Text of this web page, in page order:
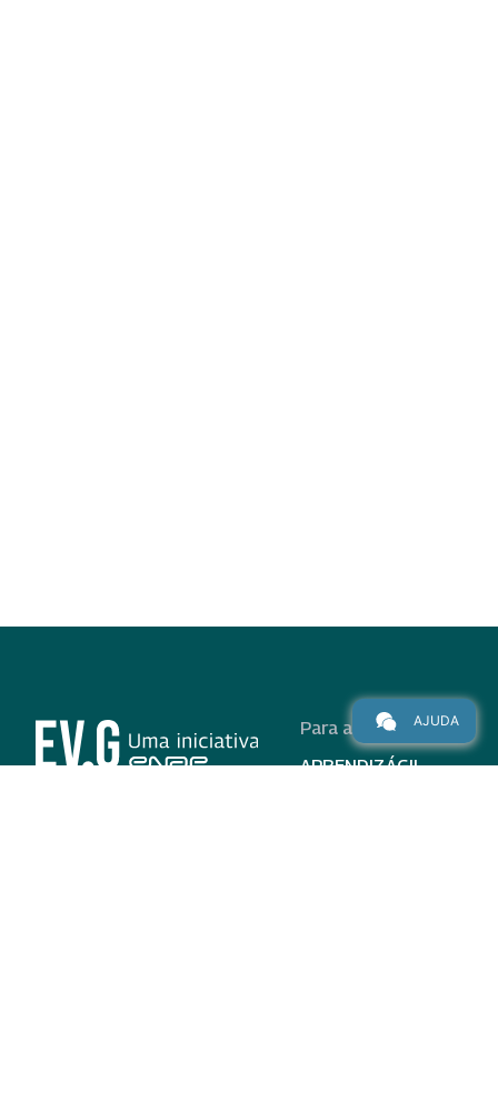
Para alunos
APRENDIZÁGIL
AJUDA